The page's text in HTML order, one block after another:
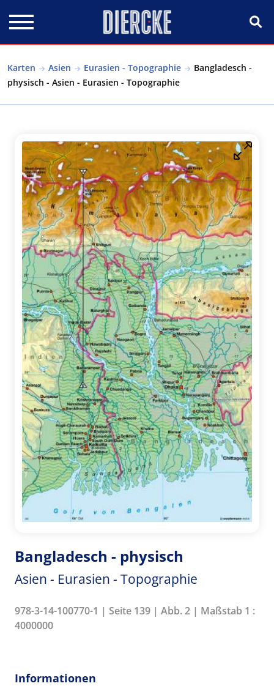
Karten Asien Eurasien - Topographie
Bangladesch -
physisch - Asien - Eurasien - Topographie
Bangladesch - physisch
Asien - Eurasien - Topographie
978-3-14-100770-1 | Seite 139 | Abb. 2 | Maßstab 1 :
4000000
Informationen